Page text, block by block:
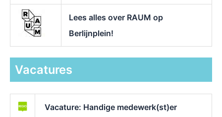
Lees alles over RAUM op
Berlijnplein!
Vacatures
Vacature: Handige medewerk(st)er